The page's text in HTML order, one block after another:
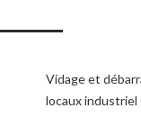
Vidage et
locaux industriel